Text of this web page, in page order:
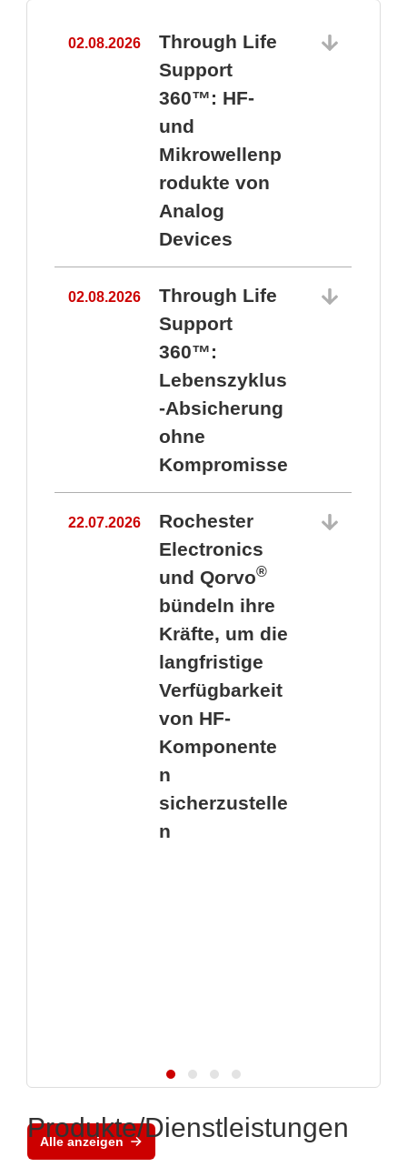
02.08.2026
Through Life
Support
360™: HF-
und
Mikrowellenp
rodukte von
Analog
Devices
02.08.2026
Through Life
Support
360™:
Lebenszyklus
-Absicherung
ohne
Kompromisse
22.07.2026
Rochester
Electronics
und Qorvo®
bündeln ihre
Kräfte, um die
langfristige
Verfügbarkeit
von HF-
Komponente
n
sicherzustelle
n
Alle anzeigen
Produkte/Dienstleistungen